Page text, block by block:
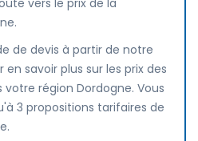
vers le prix de la
de devis à partir de notre
savoir plus sur les prix des
région Dordogne. Vous
3 propositions tarifaires de